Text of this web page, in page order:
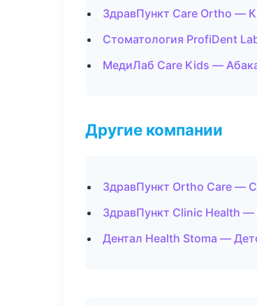
ЗдравПункт Care Ortho —
Стоматология ProfiDent
МедиЛаб Care Kids —
Другие компании
ЗдравПункт Ortho Care —
ЗдравПункт Clinic Health
Дентал Health Stoma —